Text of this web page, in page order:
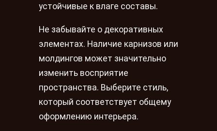
устойчивые к влаге составы.
Не забывайте о декоративных
элементах. Наличие карнизов или
молдингов может значительно
изменить восприятие
пространства. Выберите стиль,
который соответствует общему
оформлению интерьера.